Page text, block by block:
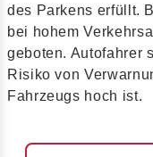
des Parkens erfüllt.
bei hohem
geboten. Autofahrer
Risiko von
Fahrzeugs hoch ist.